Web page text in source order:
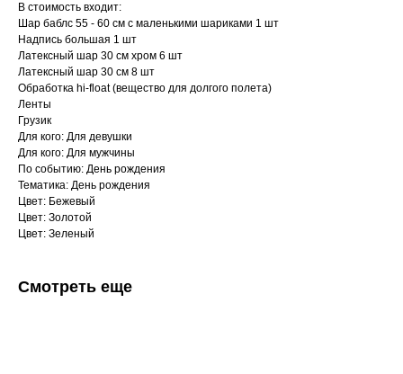
В стоимость входит:
Шар баблс 55 - 60 см с маленькими шариками 1 шт
Надпись большая 1 шт
Латексный шар 30 см хром 6 шт
Латексный шар 30 см 8 шт
Обработка hi-float (вещество для долгого полета)
Ленты
Грузик
Для кого: Для девушки
Для кого: Для мужчины
По событию: День рождения
Тематика: День рождения
Цвет: Бежевый
Цвет: Золотой
Цвет: Зеленый
Смотреть еще